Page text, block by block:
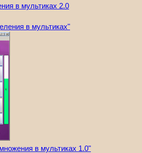
в мультиках 2.0
в мультиках"
в мультиках 1.0"